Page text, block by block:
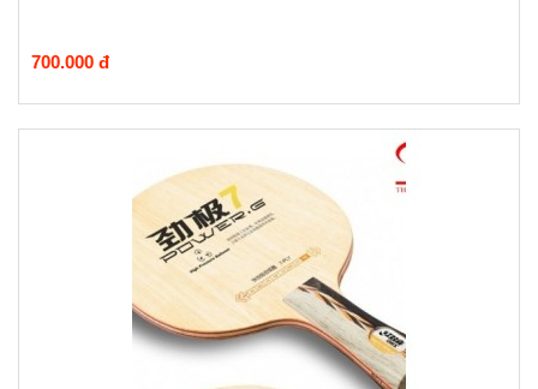
700.000 đ